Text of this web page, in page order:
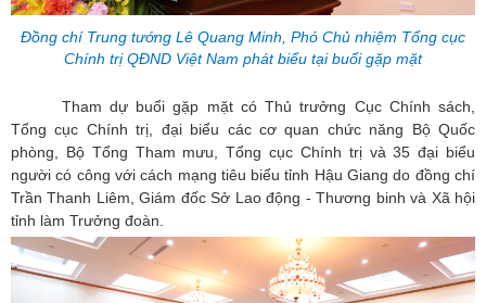
Đồng chí Trung tướng Lê Quang Minh, Phó Chủ nhiệm Tổng cục
Chính trị QĐND Việt Nam phát biểu tại buổi gặp mặt
Tham dự buổi gặp mặt có Thủ trưởng Cục Chính sách,
Tổng cục Chính trị, đại biểu các cơ quan chức năng Bộ Quốc
phòng, Bộ Tổng Tham mưu, Tổng cục Chính trị và 35 đại biểu
người có công với cách mạng tiêu biểu tỉnh Hậu Giang do đồng chí
Trần Thanh Liêm, Giám đốc Sở Lao động - Thương binh và Xã hội
tỉnh làm Trưởng đoàn.